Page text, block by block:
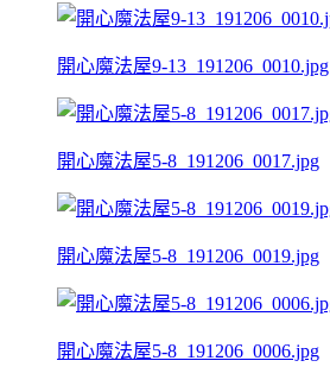
開心魔法屋9-13_191206_0010.jpg
開心魔法屋5-8_191206_0017.jpg
開心魔法屋5-8_191206_0019.jpg
開心魔法屋5-8_191206_0006.jpg